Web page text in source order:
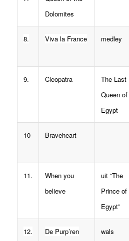
Dolomites
8. Viva la France medley
9. Cleopatra
The Last
Queen of
Egypt
10 Braveheart
11.
When you
believe
uit “The
Prince of
Egypt”
12.
De Purp’ren
wals